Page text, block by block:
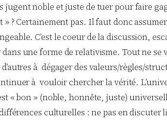
jugent noble et juste de tuer pour faire
» ? Certainement pas. Il faut donc
C’est le coeur de la discussion,
une forme de relativisme. Tout ne
à dégager des valeurs/règles/
à vouloir chercher la vérité.
« bon » (noble, honnête, juste)
culturelles : ne pas en discuter